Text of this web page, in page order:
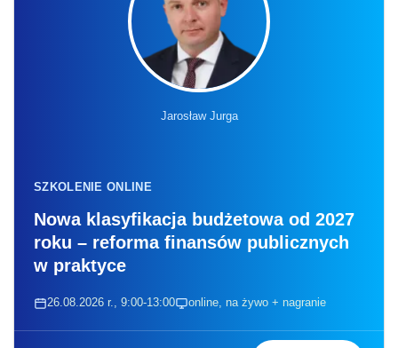
Jarosław Jurga
SZKOLENIE ONLINE
Nowa klasyfikacja budżetowa od 2027
roku – reforma finansów publicznych
w praktyce
26.08.2026 r., 9:00-13:00 online, na żywo + nagranie